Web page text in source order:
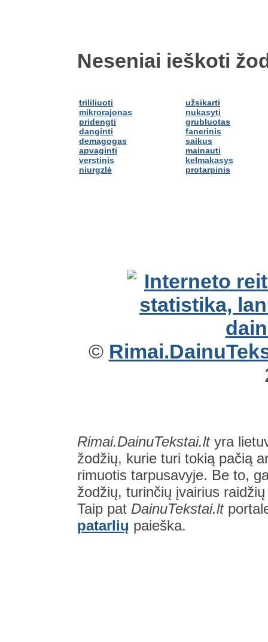
Neseniai ieškoti
trililiuoti
mikrorajonas
pridengti
danginti
demagogas
apvaginti
verstinis
niurgzlė
užsikarti
nukasyti
grubluotas
fanerinis
saikus
mainauti
kelmakasys
protarpinis
©
Rimai.DainuTekstai.ltyra
žodžių, kurie turi tokią pačią
rimuotis tarpusavyje. Be to,
žodžių, turinčių įvairius
Taip pat DainuTekstai.lt
patarlių paieška.